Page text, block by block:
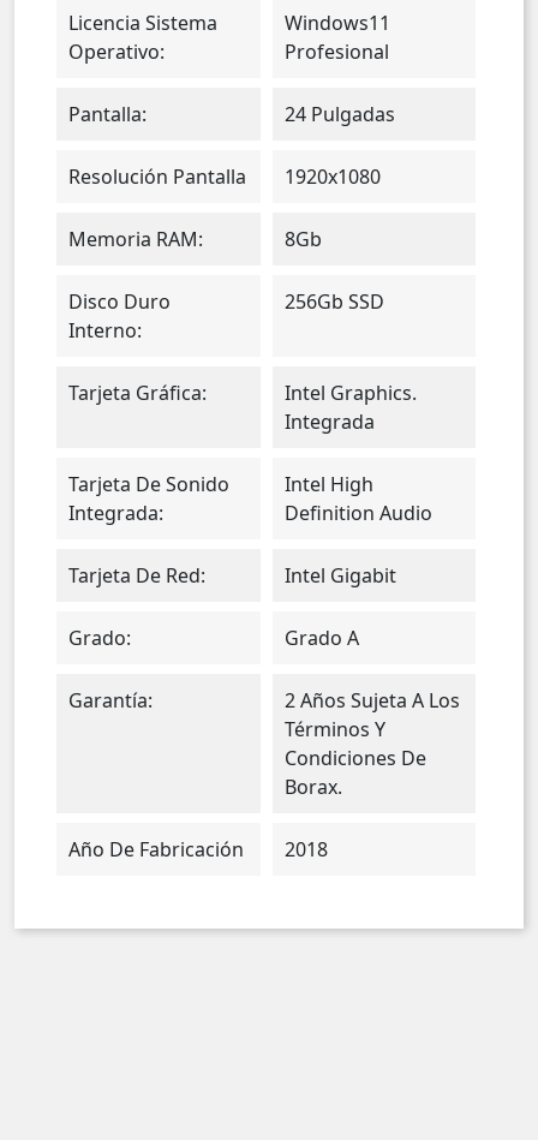
Licencia Sistema
Operativo:
Windows11
Profesional
Pantalla: 24 Pulgadas
Resolución Pantalla 1920x1080
Memoria RAM: 8Gb
Disco Duro
Interno:
256Gb SSD
Tarjeta Gráfica:
Intel Graphics.
Integrada
Tarjeta De Sonido
Integrada:
Intel High
Definition Audio
Tarjeta De Red: Intel Gigabit
Grado: Grado A
Garantía:
2 Años Sujeta A Los
Términos Y
Condiciones De
Borax.
Año De Fabricación 2018